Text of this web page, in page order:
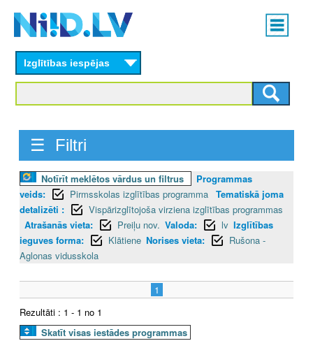
content
Main
menu
Izglītības iespējas
☰ Filtri
Notīrīt meklētos vārdus un filtrus
Programmas
veids:
Pirmsskolas izglītības programma Tematiskā joma
detalizēti :
Vispārizglītojoša virziena izglītības programmas
Atrašanās vieta:
Preiļu nov. Valoda: lv Izglītības
ieguves forma:
Klātiene Norises vieta:
Rušona -
Aglonas vidusskola
1
Rezultāti : 1 - 1 no 1
Skatīt visas iestādes programmas